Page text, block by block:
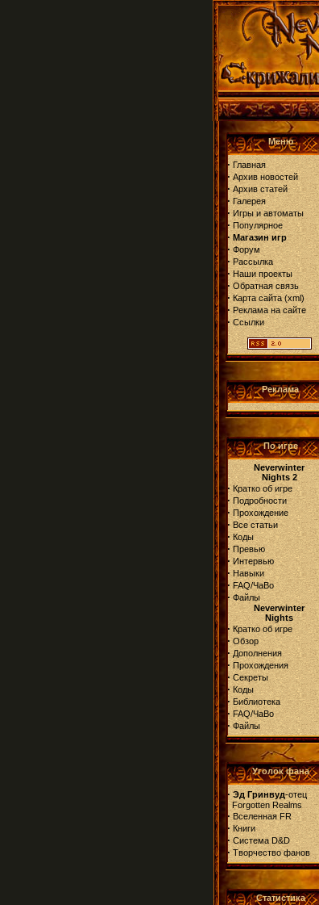
Меню
· Главная
· Архив новостей
· Архив статей
· Галерея
· Игры и автоматы
· Популярное
· Магазин игр
· Форум
· Рассылка
· Наши проекты
· Обратная связь
· Карта сайта(xml)
· Реклама на сайте
· Ссылки
Реклама
По игре
Neverwinter
Nights 2
· Кратко об игре
· Подробности
· Прохождение
· Все статьи
· Коды
· Превью
· Интервью
· Навыки
· FAQ/ЧаВо
· Файлы
Neverwinter
Nights
· Кратко об игре
· Обзор
· Дополнения
· Прохождения
· Секреты
· Коды
· Библиотека
· FAQ/ЧаВо
· Файлы
Уголок фана
· Эд Гринвуд-отец
Forgotten Realms
· Вселенная FR
· Книги
· Система D&D
· Творчество фанов
Статистика